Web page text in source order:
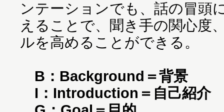
ンテーションでも、話の冒頭
えることで、聞き手の関心度
ルを高めることができる。
B：Background＝背景
I：Introduction＝自己紹介